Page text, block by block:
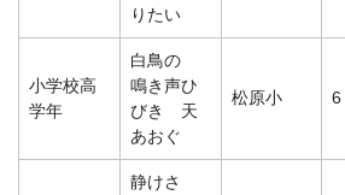
りたい
小学校高
学年
白鳥の
鳴き声ひ
びき 天
あおぐ
松原小 6
静けさ